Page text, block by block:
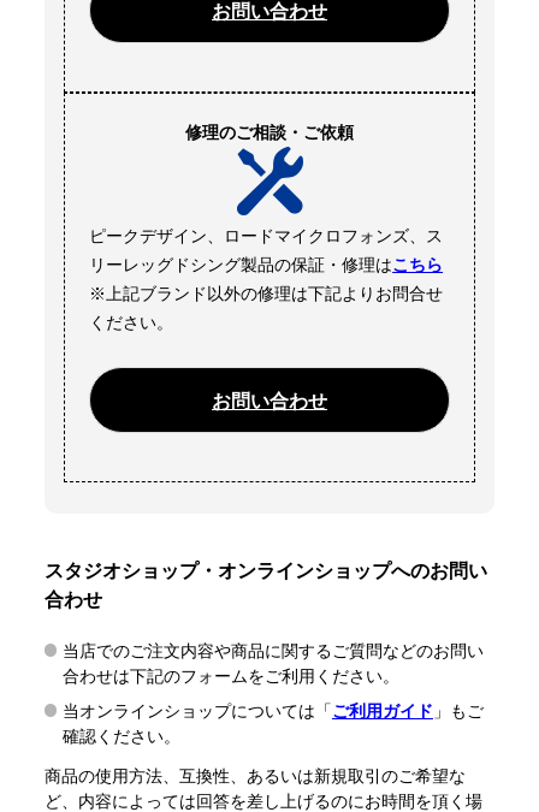
お問い合わせ
修理のご相談・ご依頼
ピークデザイン、ロードマイクロフォンズ、ス
リーレッグドシング製品の保証・修理はこちら
※上記ブランド以外の修理は下記よりお問合せ
ください。
お問い合わせ
スタジオショップ・オンラインショップへのお問い
合わせ
当店でのご注文内容や商品に関するご質問などのお問い
合わせは下記のフォームをご利用ください。
当オンラインショップについては「ご利用ガイド 」もご
確認ください。
商品の使用方法、互換性、あるいは新規取引のご希望な
ど、内容によっては回答を差し上げるのにお時間を頂く場